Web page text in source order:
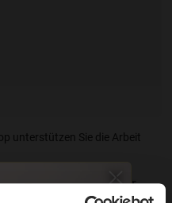
unterstützen Sie die Arbeit
Bibel eintauchen? Wir